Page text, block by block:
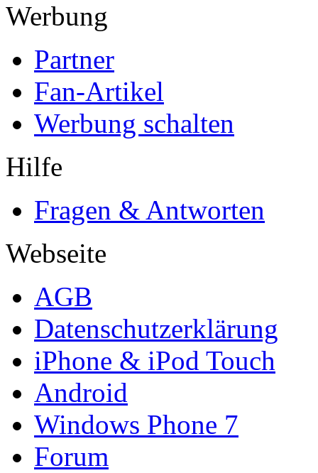
Werbung
Partner
Fan-Artikel
Werbung schalten
Hilfe
Fragen & Antworten
Webseite
AGB
Datenschutzerklärung
iPhone & iPod Touch
Android
Windows Phone 7
Forum